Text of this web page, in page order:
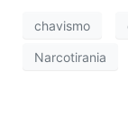
chavismo
Narcotirania